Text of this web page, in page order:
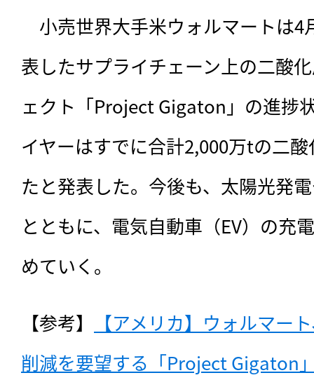
小売世界大手米ウォルマートは4
表したサプライチェーン上の二酸
ェクト「Project Gigaton」の進捗
イヤーはすでに合計2,000万tの二
たと発表した。今後も、太陽光発
とともに、電気自動車（EV）の充
めていく。
【参考】
【アメリカ】ウォルマー
削減を要望する「Project Gigaton